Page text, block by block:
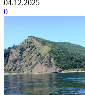
04.12.2025
0